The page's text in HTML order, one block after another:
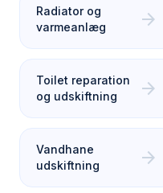
Radiator og
varmeanlæg
arrow_forward
Toilet reparation
og udskiftning
arrow_forward
Vandhane
udskiftning
arrow_forward